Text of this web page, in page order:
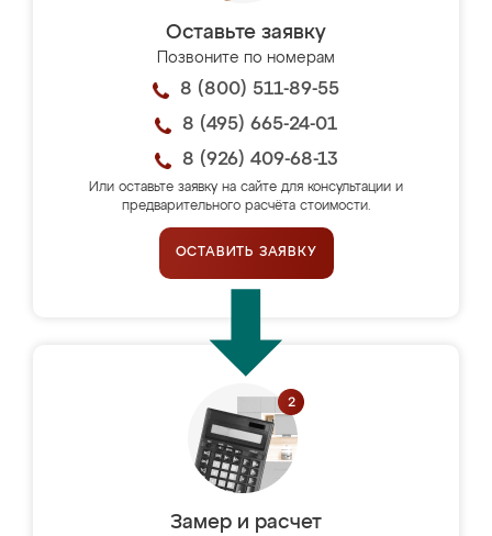
Оставьте заявку
Позвоните по номерам
8 (800) 511-89-55
8 (495) 665-24-01
8 (926) 409-68-13
Или оставьте заявку на сайте для консультации и
предварительного расчёта стоимости.
ОСТАВИТЬ ЗАЯВКУ
Замер и расчет